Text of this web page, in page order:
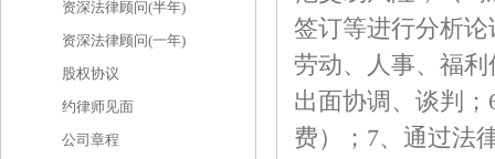
资深法律顾问(半年)
资深法律顾问(一年)
股权协议
约律师见面
公司章程
签订等进行分析
劳动、人事、福
出面协调、谈判
费）；7、通过法